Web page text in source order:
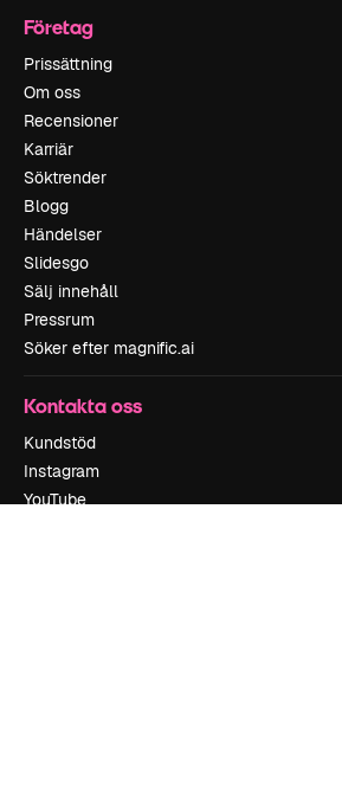
Företag
Prissättning
Om oss
Recensioner
Karriär
Söktrender
Blogg
Händelser
Slidesgo
Sälj innehåll
Pressrum
Söker efter magnific.ai
Kontakta oss
Kundstöd
Instagram
YouTube